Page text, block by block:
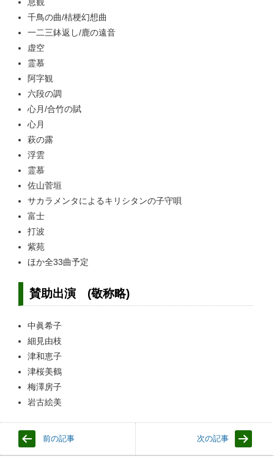
息観
千鳥の曲/桔梗幻想曲
一二三鉢返し/鹿の遠音
虚空
霊慕
阿字観
六段の調
心月/合竹の賦
心月
萩の露
浮雲
霊慕
佐山菅垣
サカラメンタによるキリシタンの子守唄
富士
打波
紫苑
ほか全33曲予定
賛助出演 (敬称略)
中眞希子
細見由枝
津和恵子
津桜美鶴
梅澤房子
岩古絵美
前の記事 次の記事